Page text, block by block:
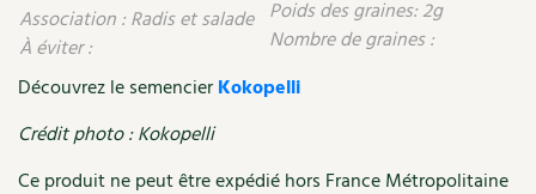
Carnets de saison
Compléments
Dossier4 saisons
Association : Radis et salade
À éviter :
Poids des graines: 2g
Nombre de graines :
Découvrez le semencierKokopelli
Crédit photo : Kokopelli
Ce produit ne peut être expédié hors France Métropolitaine